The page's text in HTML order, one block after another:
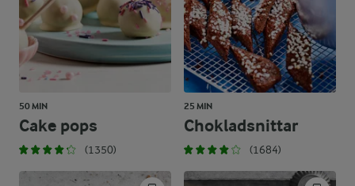
50 MIN
Cake pops
(1350)
25 MIN
Chokladsnittar
(1684)